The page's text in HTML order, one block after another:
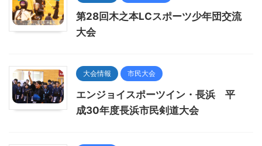
第28回木之本LCスポーツ少年団交流
大会
大会情報 市民大会
エンジョイスポーツイン・長浜 平
成30年度長浜市民剣道大会